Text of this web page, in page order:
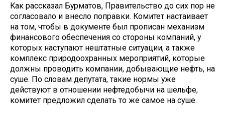
Как рассказал Бурматов, Правительство до сих пор не
согласовало и внесло поправки. Комитет настаивает
на том, чтобы в документе был прописан механизм
финансового обеспечения со стороны компаний, у
которых наступают нештатные ситуации, а также
комплекс природоохранных мероприятий, которые
должны проводить компании, добывающие нефть, на
суше. По словам депутата, такие нормы уже
действуют в отношении нефтедобычи на шельфе,
комитет предложил сделать то же самое на суше.